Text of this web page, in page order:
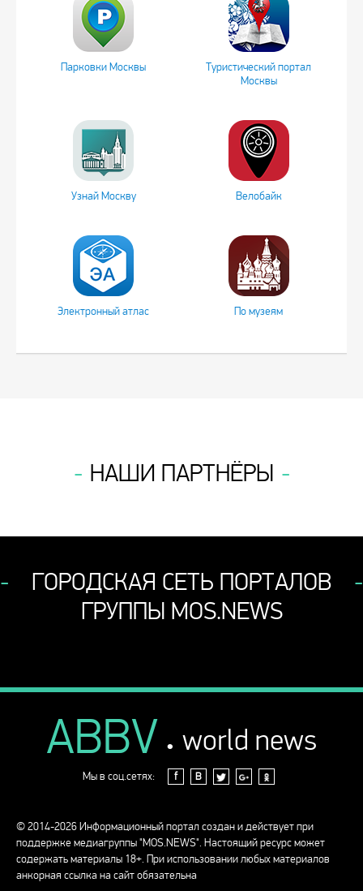
Парковки Москвы
Туристический портал
Москвы
Узнай Москву Велобайк
Электронный атлас По музеям
НАШИ ПАРТНЁРЫ
ГОРОДСКАЯ СЕТЬ ПОРТАЛОВ
ГРУППЫ MOS.NEWS
ABBV . world news
Мы в соц.сетях: f В
© 2014-2026 Информационный портал создан и действует при
поддержке медиагруппы "MOS.NEWS". Настоящий ресурс может
содержать материалы 18+. При использовании любых материалов
анкорная ссылка на сайт обязательна